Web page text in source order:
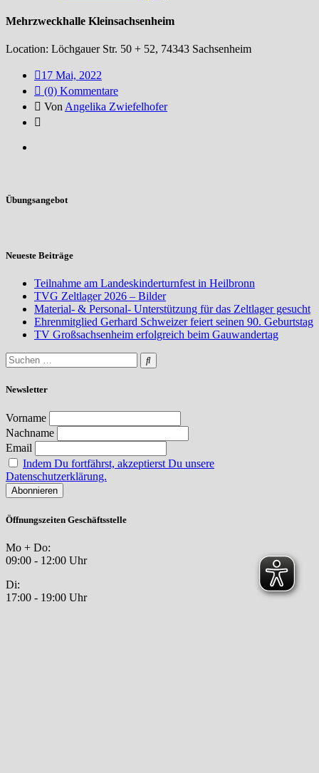
Mehrzweckhalle Kleinsachsenheim
Location: Löchgauer Str. 50 + 52, 74343 Sachsenheim
17 Mai, 2022
(0) Kommentare
Von Angelika Zwiefelhofer
Übungsangebot
Neueste Beiträge
Teilnahme am Landeskinderturnfest in Heilbronn
TVG Zeltlager 2026 – Bilder
Material- & Personal- Unterstützung für das Zeltlager gesucht
Ehrenmitglied Gerhard Schweizer feiert seinen 90. Geburtstag
TV Großsachsenheim erfolgreich beim Gauwandertag
Newsletter
Vorname
Nachname
Email
Indem Du fortfährst, akzeptierst Du unsere
Datenschutzerklärung.
Öffnungszeiten Geschäftsstelle
Mo + Do:
09:00 - 12:00 Uhr
Di:
17:00 - 19:00 Uhr